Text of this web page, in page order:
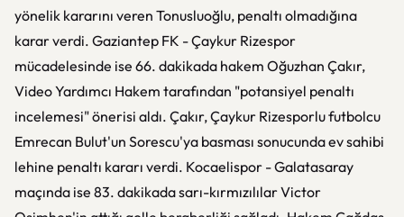
yönelik kararını veren Tonusluoğlu, penaltı olmadığına
karar verdi. Gaziantep FK - Çaykur Rizespor
mücadelesinde ise 66. dakikada hakem Oğuzhan Çakır,
Video Yardımcı Hakem tarafından "potansiyel penaltı
incelemesi" önerisi aldı. Çakır, Çaykur Rizesporlu futbolcu
Emrecan Bulut'un Sorescu'ya basması sonucunda ev sahibi
lehine penaltı kararı verdi. Kocaelispor - Galatasaray
maçında ise 83. dakikada sarı-kırmızılılar Victor